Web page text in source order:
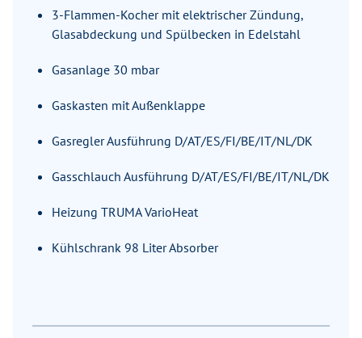
3-Flammen-Kocher mit elektrischer Zündung,
Glasabdeckung und Spülbecken in Edelstahl
Gasanlage 30 mbar
Gaskasten mit Außenklappe
Gasregler Ausführung D/AT/ES/FI/BE/IT/NL/DK
Gasschlauch Ausführung D/AT/ES/FI/BE/IT/NL/DK
Heizung TRUMA VarioHeat
Kühlschrank 98 Liter Absorber